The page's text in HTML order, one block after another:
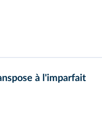
à l'imparfait